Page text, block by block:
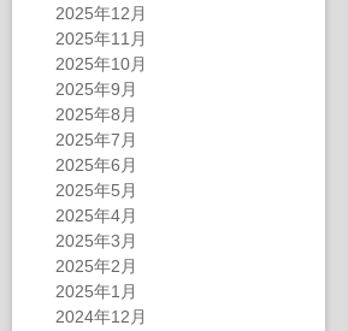
2025年12月
2025年11月
2025年10月
2025年9月
2025年8月
2025年7月
2025年6月
2025年5月
2025年4月
2025年3月
2025年2月
2025年1月
2024年12月